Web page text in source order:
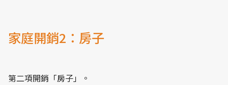
家庭開銷2：房子
第二項開銷「房子」。